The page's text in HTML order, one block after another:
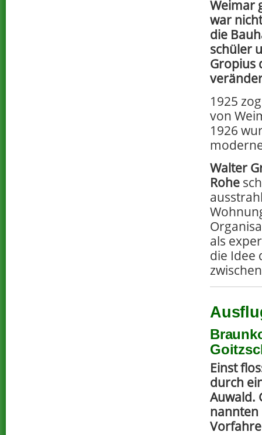
Weimar
war
die
schüler
Gropius
1925
von
1926
Walter
Rohe
als
die Idee
Einst
durch
Auwald.
nannten